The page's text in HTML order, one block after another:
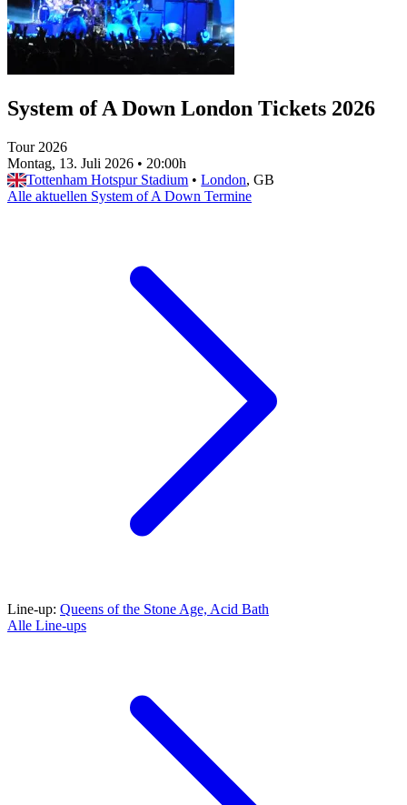
System of A Down London Tickets 2026
Tour 2026
Montag, 13. Juli 2026 • 20:00h
Tottenham Hotspur Stadium • London, GB
Alle aktuellen System of A Down Termine
Line-up: Queens of the Stone Age, Acid Bath
Alle Line-ups